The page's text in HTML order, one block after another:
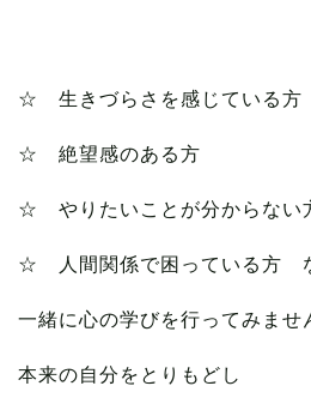
☆ 生きづらさを感じている方
☆ 絶望感のある方
☆ やりたいことが分からない
☆ 人間関係で困っている方
一緒に心の学びを行ってみませ
本来の自分をとりもどし